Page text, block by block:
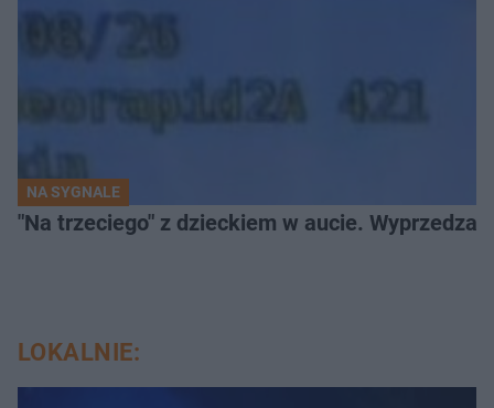
NA SYGNALE
"Na trzeciego" z dzieckiem w aucie.
LOKALNIE: